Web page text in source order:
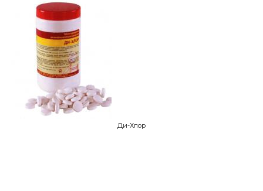
Ди-Хлор